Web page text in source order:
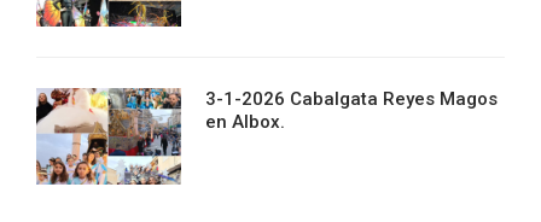
3-1-2026 Cabalgata Reyes Magos
en Albox.